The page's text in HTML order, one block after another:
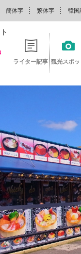
簡体字 繁体字 韓国
ライター記事 観光スポッ